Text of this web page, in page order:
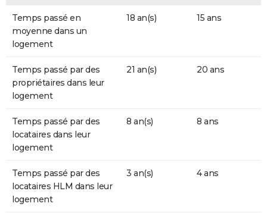
Temps passé en
moyenne dans un
logement
18 an(s) 15 ans
Temps passé par des
propriétaires dans leur
logement
21 an(s) 20 ans
Temps passé par des
locataires dans leur
logement
8 an(s) 8 ans
Temps passé par des
locataires HLM dans leur
logement
3 an(s) 4 ans